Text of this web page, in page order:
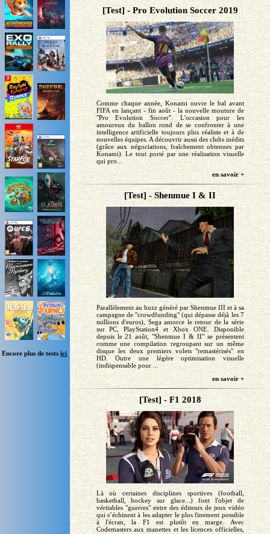
Encore plus de testsici
[Test] - Pro Evolution Soccer 2019
Comme chaque année, Konami ouvre le bal avant
FIFA en lançant - fin août - la nouvelle mouture de
"Pro Evolution Soccer". L'occasion pour les
amoureux du ballon rond de se confronter à une
intelligence artificielle toujours plus réaliste et à de
nouvelles équipes. A découvrir aussi des clubs inédits
(grâce aux négociations, fraîchement obtenues par
Konami). Le tout porté par une réalisation visuelle
qui pro...
en savoir +
[Test] - Shenmue I & II
Parallèlement au buzz généré par Shenmue III et à sa
campagne de "crowdfunding" (qui dépasse déjà les 7
millions d'euros), Sega amorce le retour de la série
sur PC, PlayStation4 et Xbox ONE. Disponible
depuis le 21 août, "Shenmue I & II" se présentent
comme une compilation regroupant sur un même
disque les deux premiers volets "remastérisés" en
HD. Outre une légère optimisation visuelle
(indispensable pour ...
en savoir +
[Test] - F1 2018
Là où certaines disciplines sportives (football,
basketball, hockey sur glace...) font l'objet de
véritables "guerres" entre des éditeurs de jeux vidéo
qui s’échinent à les adapter le plus finement possible
à l'écran, la F1 est plutôt en marge. Avec
Codemasters aux manettes et les licences officielles,